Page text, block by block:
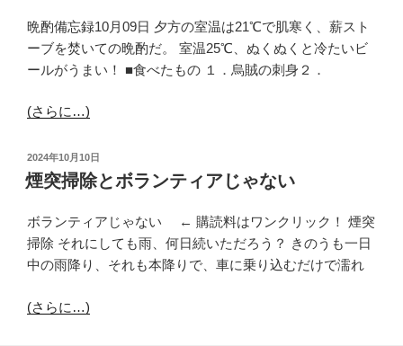
晩酌備忘録10月09日 夕方の室温は21℃で肌寒く、薪スト
ーブを焚いての晩酌だ。 室温25℃、ぬくぬくと冷たいビ
ールがうまい！ ■食べたもの １．烏賊の刺身２．
(さらに…)
投
稿
日:
2024年10月10日
煙突掃除とボランティアじゃない
ボランティアじゃない ← 購読料はワンクリック！ 煙突
掃除 それにしても雨、何日続いただろう？ きのうも一日
中の雨降り、それも本降りで、車に乗り込むだけで濡れ
(さらに…)